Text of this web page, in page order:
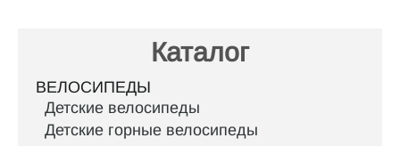
Каталог
ВЕЛОСИПЕДЫ
Детские велосипеды
Детские горные велосипеды